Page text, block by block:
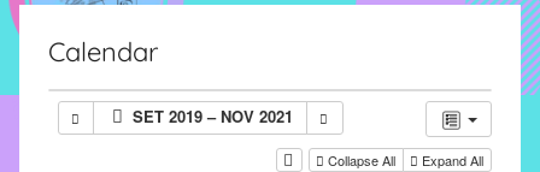
formado
alunas,
funcionárias
Calendar
SET 2019 – NOV 2021
Collapse All Expand All